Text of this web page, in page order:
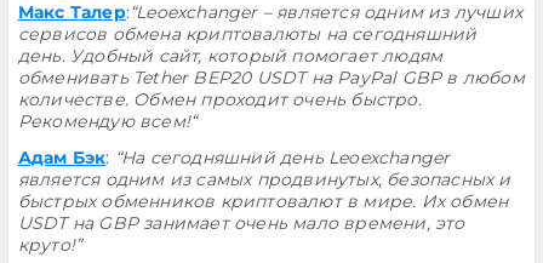
Макс Талер:“Leoexchanger – является одним из лучших
сервисов обмена криптовалюты на сегодняшний
день. Удобный сайт, который помогает людям
обменивать Tether BEP20 USDT на PayPal GBP в любом
количестве. Обмен проходит очень быстро.
Рекомендую всем!“
Адам Бэк: “На сегодняшний день Leoexchanger
является одним из самых продвинутых, безопасных и
быстрых обменников криптовалют в мире. Их обмен
USDT на GBP занимает очень мало времени, это
круто!”